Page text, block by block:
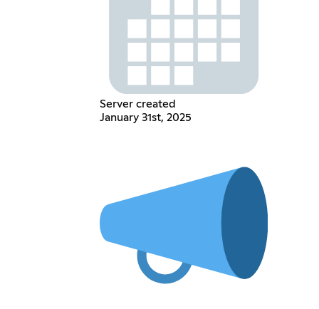
Server created
January 31st, 2025